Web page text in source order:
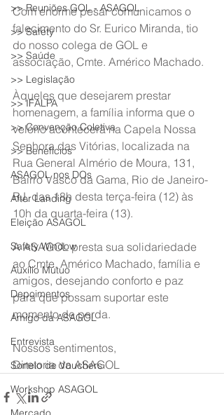
>> Reuniões GOL - ASAGOL
>> Safety
>> Saúde
>> Legislação
>> IFALPA
>> Convenção Coletiva
>> Benefícios
ASAGOL nos DOs
After Landing
Eleição ASAGOL
Safety Window
Auxílio Mútuo
Depoimentos
Amigo da ASAGOL
Entrevista
Sorteio de Vouchers
Workshop ASAGOL
Com enorme pesar comunicamos o
falecimento do Sr. Eurico Miranda, tio
do nosso colega de GOL e
associação, Cmte. Américo Machado.
Àqueles que desejarem prestar
homenagem, a família informa que o
velório acontecerá na Capela Nossa
Senhora das Vitórias, localizada na
Rua General Almério de Moura, 131,
Bairro Vasco da Gama, Rio de Janeiro-
RJ, das 18h desta terça-feira (12) às
10h da quarta-feira (13).
A ASAGOL presta sua solidariedade
ao Cmte. Américo Machado, família e
amigos, desejando conforto e paz
para que possam suportar este
momento de perda.
Nossos sentimentos,
Diretoria da ASAGOL